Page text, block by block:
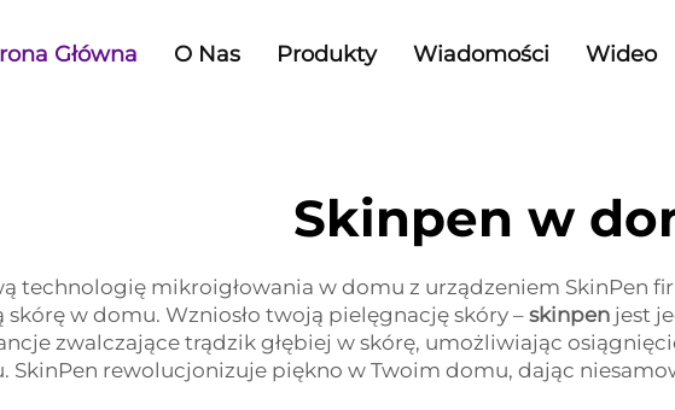
Główna O Nas Produkty Wiadomości Wideo
Skinpen w
technologię mikroigłowania w domu z urządzeniem SkinPen
skórę w domu. Wzniosło twoją pielęgnację skóry – skinpen jest
zwalczające trądzik głębiej w skórę, umożliwiając
SkinPen rewolucjonizuje piękno w Twoim domu, dając